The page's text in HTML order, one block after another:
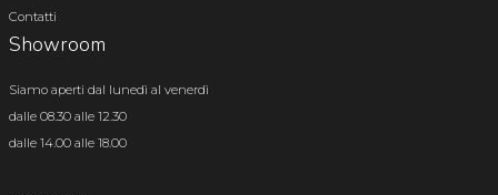
Contatti
Showroom
Siamo aperti dal lunedì al venerdì
dalle 08.30 alle 12.30
dalle 14.00 alle 18.00